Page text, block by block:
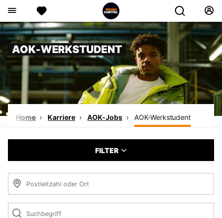
AOK-WERKSTUDENT
Home Karriere AOK-Jobs AOK-Werkstudent
FILTER